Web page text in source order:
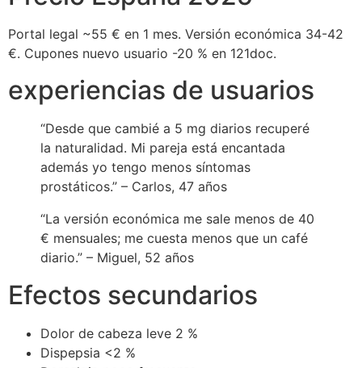
Portal legal ~55 € en 1 mes. Versión económica 34-42
€. Cupones nuevo usuario -20 % en 121doc.
experiencias de usuarios
“Desde que cambié a 5 mg diarios recuperé
la naturalidad. Mi pareja está encantada
además yo tengo menos síntomas
prostáticos.” – Carlos, 47 años
“La versión económica me sale menos de 40
€ mensuales; me cuesta menos que un café
diario.” – Miguel, 52 años
Efectos secundarios
Dolor de cabeza leve 2 %
Dispepsia <2 %